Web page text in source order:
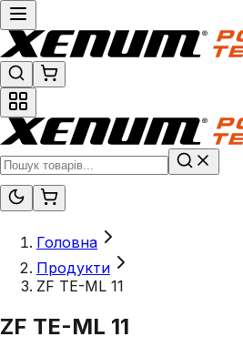
Головна
Продукти
ZF TE-ML 11
ZF TE-ML 11